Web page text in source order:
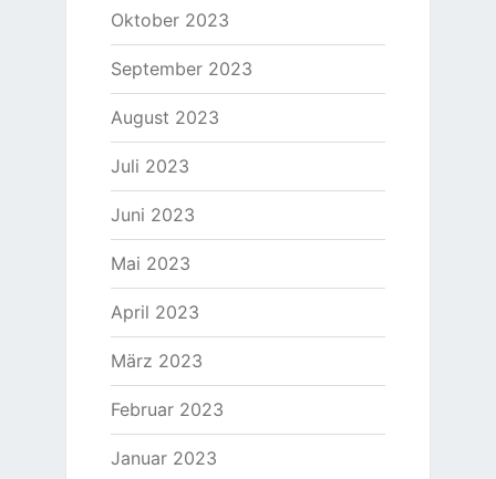
Oktober 2023
September 2023
August 2023
Juli 2023
Juni 2023
Mai 2023
April 2023
März 2023
Februar 2023
Januar 2023